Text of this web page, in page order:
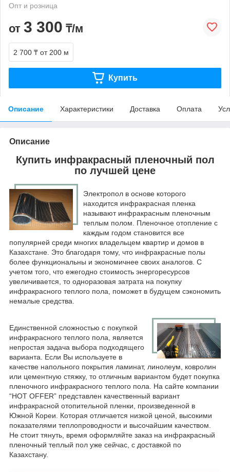
Опт и розница
от 3 300 ₸/м
2 700 ₸ от 200 м
Купить
Описание Характеристики Доставка Оплата
Описание
Купить инфракрасный пленочный пол
по лучшей цене
Электропол в основе которого
находится инфракрасная пленка
называют инфракрасным пленочным
теплым полом. Пленочное отопление с
каждым годом становится все
популярней среди многих владельцем квартир и домов в
Казахстане. Это благодаря тому, что инфракрасные полы
более функциональны и экономичнее своих аналогов. С
учетом того, что ежегодно стоимость энергоресурсов
увеличивается, то одноразовая затрата на покупку
инфракрасного теплого пола, поможет в будущем сэкономить
немалые средства.
Единственной сложностью с покупкой
инфракрасного теплого пола, является
непростая задача выбора подходящего
варианта. Если Вы используете в
качестве напольного покрытия ламинат, линолеум, ковролин
или цементную стяжку, то отличным вариантом будет покупка
пленочного инфракрасного теплого пола. На сайте компании
“HOT OFFER” представлен качественный вариант
инфракрасной отопительной пленки, произведенной в
Южной Кореи. Которая отличается низкой ценой, высокими
показателями теплопроводности и высочайшим качеством.
Не стоит тянуть, время оформляйте заказ на инфракрасный
пленочный теплый пол уже сейчас, с доставкой по
Казахстану.